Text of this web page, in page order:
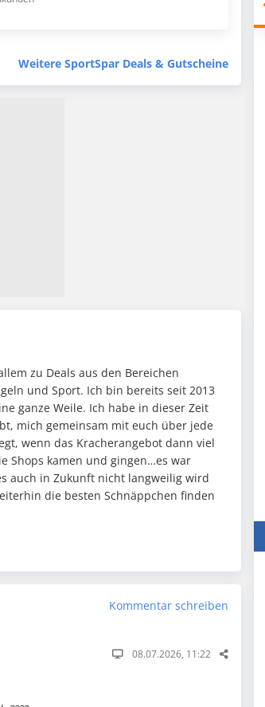
Weitere SportSpar Deals & Gutscheine
zu Deals aus den Bereichen
und Sport. Ich bin bereits seit 2013
ganze Weile. Ich habe in dieser Zeit
mich gemeinsam mit euch über jede
wenn das Kracherangebot dann viel
Shops kamen und gingen…es war
auch in Zukunft nicht langweilig wird
die besten Schnäppchen finden
Kommentar schreiben
08.07.2026, 11:22